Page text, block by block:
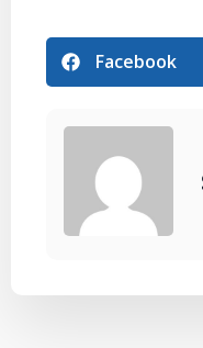
Facebook